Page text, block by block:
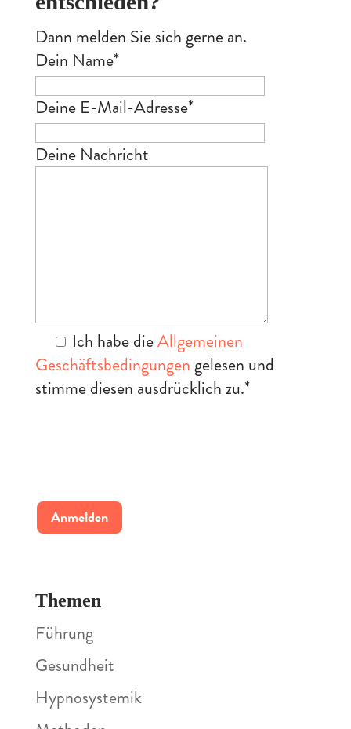
Dann melden Sie sich gerne an.
Dein Name*
Deine E-Mail-Adresse*
Deine Nachricht
Ich habe dieAllgemeinen
Geschäftsbedingungengelesen und
stimme diesen ausdrücklich zu.*
e
l
s
e
i
e
s
Themen
Führung
Gesundheit
Hypnosystemik